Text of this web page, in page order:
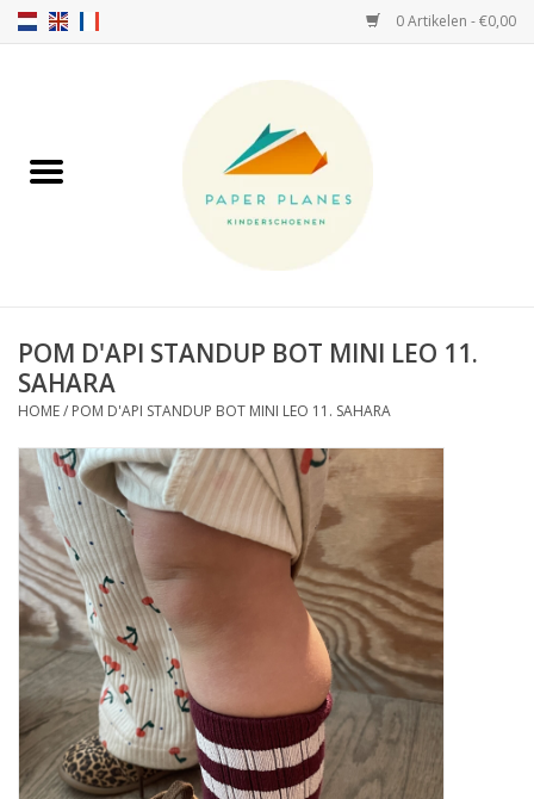
0 Artikelen - €0,00
FW26-27
HELLO HOSSY petten
SALTIES
JEUNE PREMIER
SOFTSOLES
ACCESSOIRES
Cadeaubonnen
METEN IS WETEN!
POM D'API STANDUP BOT MINI LEO 11.
SAHARA
HOME/ POM D'API STANDUP BOT MINI LEO 11. SAHARA